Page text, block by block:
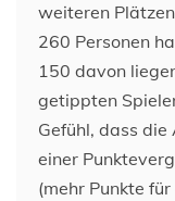
weiteren
260 Personen
150 davon
getippten
Gefühl, dass
einer
(mehr Punkte